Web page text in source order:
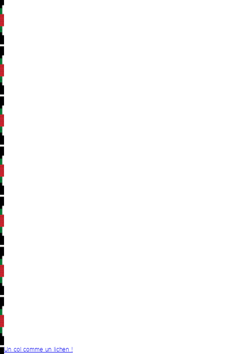
Un col comme un lichen !